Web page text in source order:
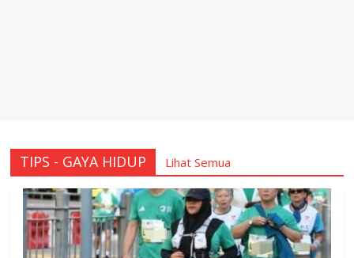
TIPS - GAYA HIDUP Lihat Semua